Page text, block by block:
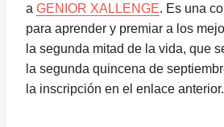
a GENIOR XALLENGE. Es una
para aprender y premiar a los
la segunda mitad de la vida, que
la segunda quincena de
la inscripción en el enlace anterior.